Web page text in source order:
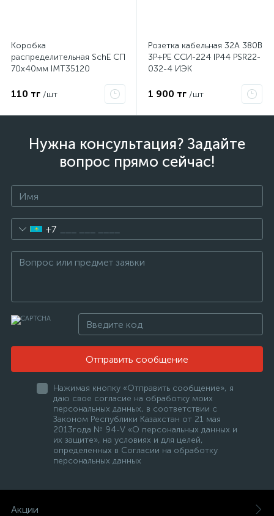
Коробка
распределительная SchE СП
70х40мм IMT35120
110 тг /шт
Розетка кабельная 32А 380В
3P+PЕ ССИ-224 IP44 PSR22-
032-4 ИЭК
1 900 тг /шт
Нужна консультация? Задайте
вопрос прямо сейчас!
+7
Отправить сообщение
Нажимая кнопку «Отправить сообщение», я
даю свое согласие на обработку моих
персональных данных, в соответствии с
Законом Республики Казахстан от 21 мая
2013года № 94-V «О персональных данных и
их защите», на условиях и для целей,
определенных в Согласии на обработку
персональных данных
Акции